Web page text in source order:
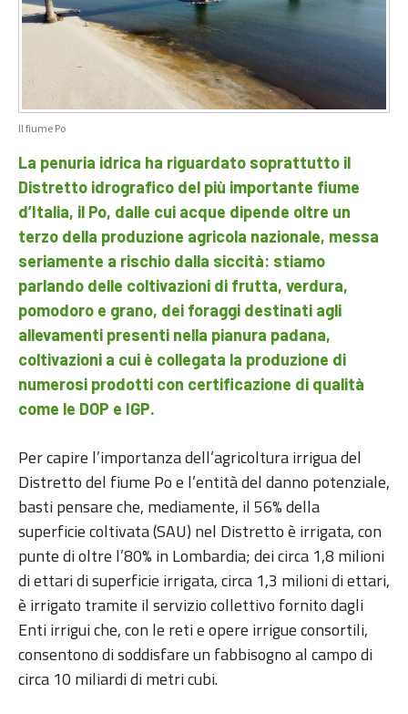
Il fiume Po
La penuria idrica ha riguardato soprattutto il
Distretto idrografico del più importante fiume
d’Italia, il Po, dalle cui acque dipende oltre un
terzo della produzione agricola nazionale, messa
seriamente a rischio dalla siccità: stiamo
parlando delle coltivazioni di frutta, verdura,
pomodoro e grano, dei foraggi destinati agli
allevamenti presenti nella pianura padana,
coltivazioni a cui è collegata la produzione di
numerosi prodotti con certificazione di qualità
come le DOP e IGP.
Per capire l’importanza dell’agricoltura irrigua del
Distretto del fiume Po e l’entità del danno potenziale,
basti pensare che, mediamente, il 56% della
superficie coltivata (SAU) nel Distretto è irrigata, con
punte di oltre l’80% in Lombardia; dei circa 1,8 milioni
di ettari di superficie irrigata, circa 1,3 milioni di ettari,
è irrigato tramite il servizio collettivo fornito dagli
Enti irrigui che, con le reti e opere irrigue consortili,
consentono di soddisfare un fabbisogno al campo di
circa 10 miliardi di metri cubi.